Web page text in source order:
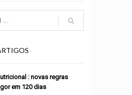
: novas regras
em 120 dias